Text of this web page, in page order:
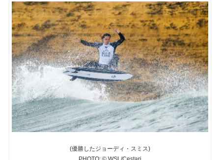
(優勝したジョーディ・スミス)